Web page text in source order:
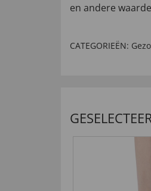
en andere
CATEGORIEËN: